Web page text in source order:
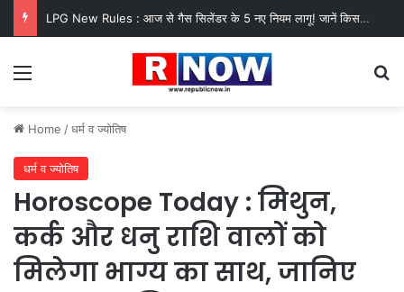
LPG New Rules : आज से गैस सिलेंडर के 5 नए नियम लागू! जानें किसका कटेगा कनेक्शन, कितने दिन बाद होगी बुकिंग?
Menu
Home /धर्म व ज्योतिष
धर्म व ज्योतिष
Horoscope Today : मिथुन,
कर्क और धनु राशि वालों को
मिलेगा भाग्य का साथ, जानिए